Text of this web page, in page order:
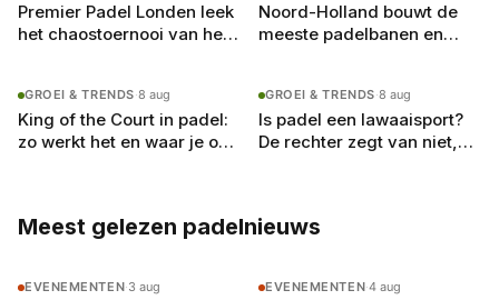
Premier Padel Londen leek
het chaostoernooi van het
Noord-Holland bouwt de
meeste padelbanen en
GROEI & TRENDS·8 aug
King of the Court in padel:
zo werkt het en waar je op
GROEI & TRENDS·8 aug
Is padel een lawaaisport?
De rechter zegt van niet,
Meest gelezen padelnieuws
EVENEMENTEN·3 aug EVENEMENTEN·4 aug